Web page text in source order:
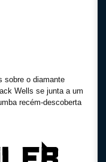
sobre o diamante
Wells se junta a um
recém-descoberta